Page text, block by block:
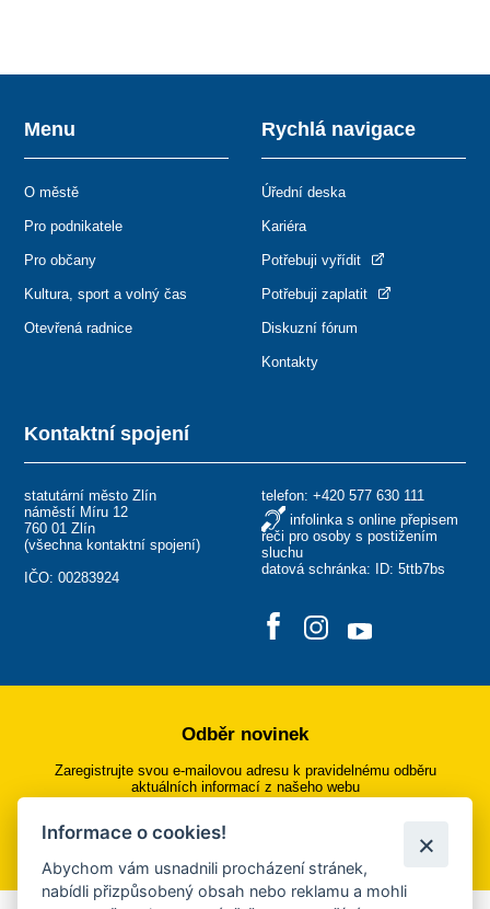
Kontaktní spojení
statutární město Zlín
náměstí Míru 12
760 01 Zlín
(všechna kontaktní spojení)
IČO: 00283924
telefon: +420 577 630 111
infolinka s online přepisem
řeči pro osoby s postižením
sluchu
datová schránka: ID: 5ttb7bs
Menu
O městě
Pro podnikatele
Pro občany
Kultura, sport a volný čas
Otevřená radnice
Rychlá navigace
Úřední deska
Kariéra
Potřebuji vyřídit
Potřebuji zaplatit
Diskuzní fórum
Kontakty
Odběr novinek
Zaregistrujte svou e-mailovou adresu k pravidelnému odběru
aktuálních informací z našeho webu
Přihlásit se k odběru
Informace o cookies!
Abychom vám usnadnili procházení stránek,
nabídli přizpůsobený obsah nebo reklamu a mohli